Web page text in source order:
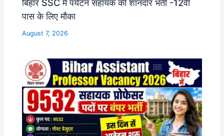
बिहार SSC में पर्यटन सहायक की शानदार भर्ती -12वीं
पास के लिए मौका
August 7, 2026